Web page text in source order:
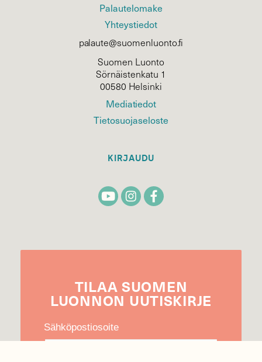
Palautelomake
Yhteystiedot
palaute@suomenluonto.fi
Suomen Luonto
Sörnäistenkatu 1
00580 Helsinki
Mediatiedot
Tietosuojaseloste
KIRJAUDU
TILAA SUOMEN
LUONNON UUTIS­KIRJE
Sähköpostiosoite